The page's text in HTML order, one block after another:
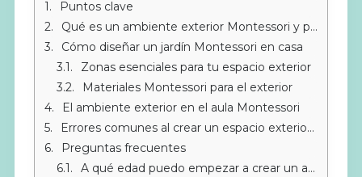
Puntos clave
Qué es un ambiente exterior Montessori y por qué importa
Cómo diseñar un jardín Montessori en casa
Zonas esenciales para tu espacio exterior
Materiales Montessori para el exterior
El ambiente exterior en el aula Montessori
Errores comunes al crear un espacio exterior Montessori
Preguntas frecuentes
A qué edad puedo empezar a crear un ambiente exterior Montessori